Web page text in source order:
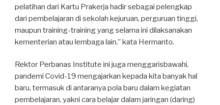
pelatihan dari Kartu Prakerja hadir sebagai pelengkap
dari pembelajaran di sekolah kejuruan, perguruan tinggi,
maupun training-training yang selama ini dilaksanakan
kementerian atau lembaga lain,” kata Hermanto.
Rektor Perbanas Institute ini juga menggarisbawahi,
pandemi Covid-19 mengajarkan kepada kita banyak hal
baru, termasuk di antaranya pola baru dalam kegiatan
pembelajaran, yakni cara belajar dalam jaringan (daring)